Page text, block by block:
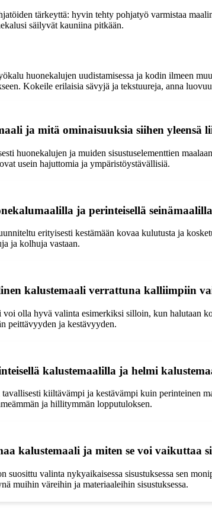
tärkeyttä: hyvin tehty pohjatyö varmistaa
säilyvät kauniina pitkään.
huonekalujen uudistamisessa ja kodin ilmeen
Kokeile erilaisia sävyjä ja tekstuureja, anna
ja mitä ominaisuuksia siihen yleensä
huonekalujen ja muiden sisustuselementtien
usein hajuttomia ja ympäristöystävällisiä.
ja perinteisellä
erityisesti kestämään kovaa kulutusta ja
ja kolhuja vastaan.
kalustemaali verrattuna kalliimpiin
voi olla hyvä valinta esimerkiksi silloin, kun halutaan
peittävyyden ja kestävyyden.
kalustemaalilla ja helmi
kiiltävämpi ja kestävämpi kuin perinteinen
ja hillitymmän lopputuloksen.
kalustemaali ja miten se voi vaikuttaa
suosittu valinta nykyaikaisessa sisustuksessa sen
muihin väreihin ja materiaaleihin sisustuksessa.